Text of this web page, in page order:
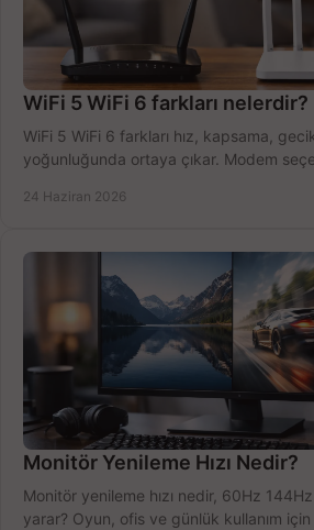
WiFi 5 WiFi 6 farkları nelerdir?
WiFi 5 WiFi 6 farkları hız, kapsama,
yoğunluğunda ortaya çıkar. Modem
24 Haziran 2026
Monitör Yenileme Hızı Nedir?
Monitör yenileme hızı nedir, 60Hz
yarar? Oyun, ofis ve günlük kullanım